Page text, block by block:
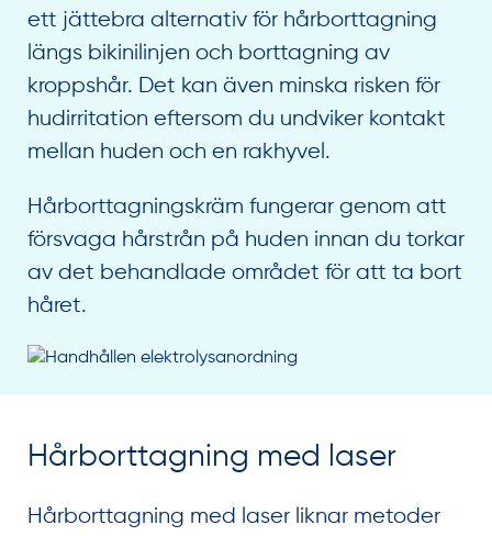
ett jättebra alternativ för hårborttagning
längs bikinilinjen och borttagning av
kroppshår. Det kan även minska risken för
hudirritation eftersom du undviker kontakt
mellan huden och en rakhyvel.
Hårborttagningskräm fungerar genom att
försvaga hårstrån på huden innan du torkar
av det behandlade området för att ta bort
håret.
Hårborttagning med laser
Hårborttagning med laser liknar metoder